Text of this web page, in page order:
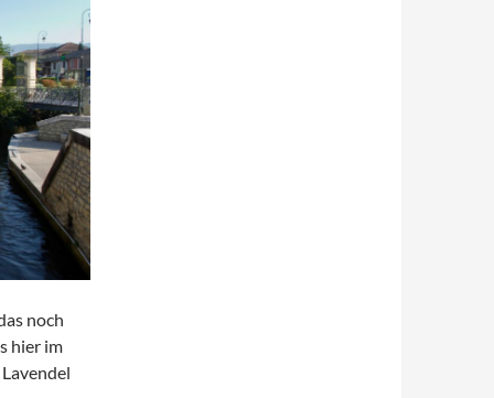
noch
hier im